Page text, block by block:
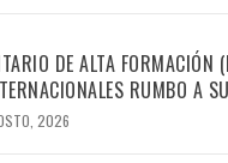
DE ALTA FORMACIÓN
RUMBO A
2026